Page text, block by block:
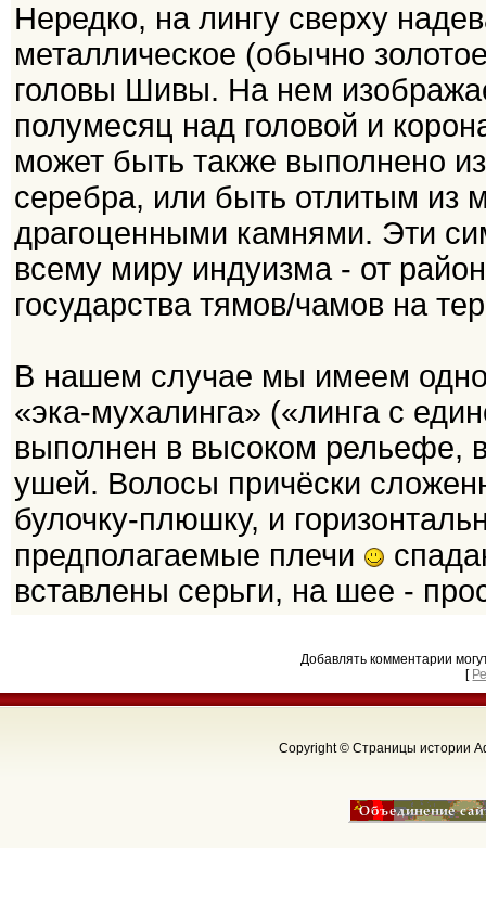
Нередко, на лингу сверху
металлическое (обычно
головы Шивы. На нем
полумесяц над головой и
может быть также выполнено
серебра, или быть отлитым из
драгоценными камнями. Эти
всему миру индуизма - от
государства тямов/чамов на
В нашем случае мы имеем
«эка-мухалинга» («линга с
выполнен в высоком рельефе,
ушей. Волосы причёски
булочку-плюшку, и
предполагаемые плечи
вставлены серьги, на шее -
Добавлять комментарии
[
Copyright © Страницы истории